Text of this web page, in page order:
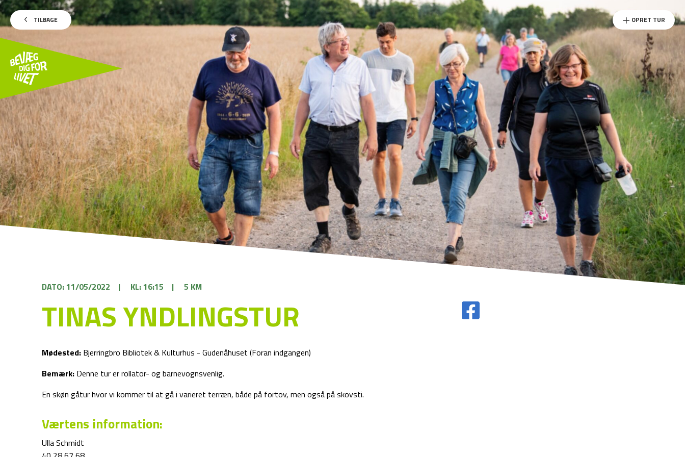
TILBAGE OPRET TUR
DATO: 11/05/2022 | KL: 16:15 | 5 KM
TINAS YNDLINGSTUR
Mødested: Bjerringbro Bibliotek & Kulturhus - Gudenåhuset (Foran indgangen)
Bemærk: Denne tur er rollator- og barnevognsvenlig.
En skøn gåtur hvor vi kommer til at gå i varieret terræn, både på fortov, men også på skovsti.
Værtens information:
Ulla Schmidt